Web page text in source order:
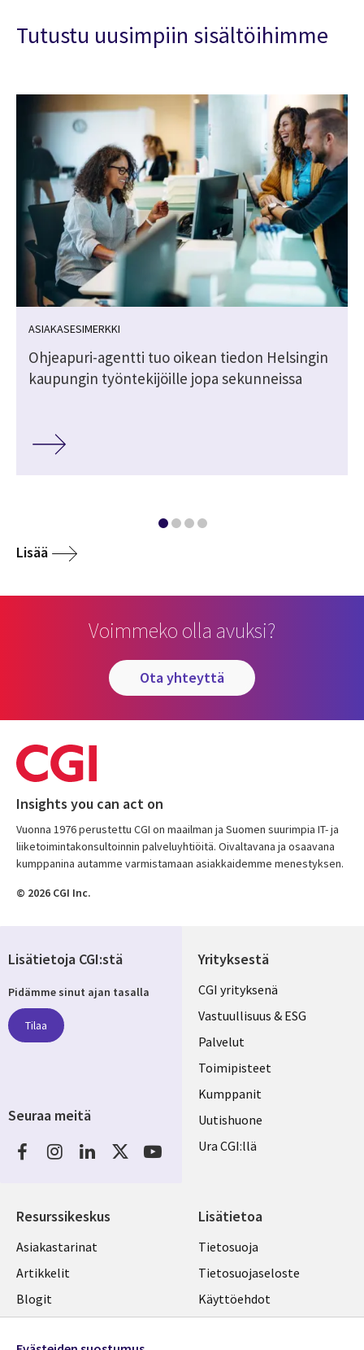
Tutustu uusimpiin sisältöihimme
ASIAKASESIMERKKI
Ohjeapuri-agentti tuo oikean tiedon Helsingin
kaupungin työntekijöille jopa sekunneissa
Lisää
Voimmeko olla avuksi?
ota yhteyttä
Insights you can act on
Vuonna 1976 perustettu CGI on maailman ja Suomen suurimpia IT- ja
liiketoimintakonsultoinnin palveluyhtiöitä. Oivaltavana ja osaavana
kumppanina autamme varmistamaan asiakkaidemme menestyksen.
© 2026 CGI Inc.
Yrityksestä
Useful
links
FINLAND
CGI yrityksenä
Vastuullisuus & ESG
Palvelut
Toimipisteet
Kumppanit
Uutishuone
Ura CGI:llä
Resurssikeskus
Library
Links
FINLAND
Asiakastarinat
Artikkelit
Blogit
Lisätietoa
Legal
FINLAND
Tietosuoja
Tietosuojaseloste
Käyttöehdot
Lisätietoja CGI:stä
Pidämme sinut ajan tasalla
Tilaa
Seuraa meitä
Social
Media